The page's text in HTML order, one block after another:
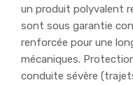
un produit polyvalent
sont sous garantie
renforcée pour une
mécaniques.
conduite sévère